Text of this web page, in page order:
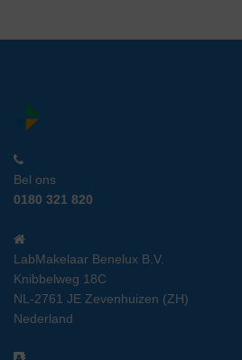
Bel ons
0180 321 820
LabMakelaar Benelux B.V.
Knibbelweg 18C
NL-2761 JE Zevenhuizen (ZH)
Nederland